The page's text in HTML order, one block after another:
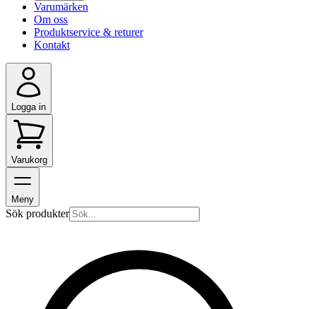
Varumärken
Om oss
Produktservice & returer
Kontakt
Logga in
Varukorg
Meny
Sök produkter